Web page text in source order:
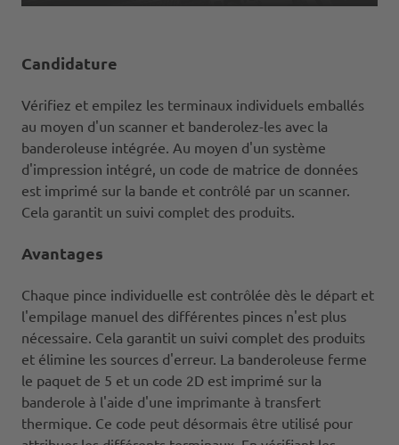
Candidature
Vérifiez et empilez les terminaux individuels emballés
au moyen d'un scanner et banderolez-les avec la
banderoleuse intégrée. Au moyen d'un système
d'impression intégré, un code de matrice de données
est imprimé sur la bande et contrôlé par un scanner.
Cela garantit un suivi complet des produits.
Avantages
Chaque pince individuelle est contrôlée dès le départ et
l'empilage manuel des différentes pinces n'est plus
nécessaire. Cela garantit un suivi complet des produits
et élimine les sources d'erreur. La banderoleuse ferme
le paquet de 5 et un code 2D est imprimé sur la
banderole à l'aide d'une imprimante à transfert
thermique. Ce code peut désormais être utilisé pour